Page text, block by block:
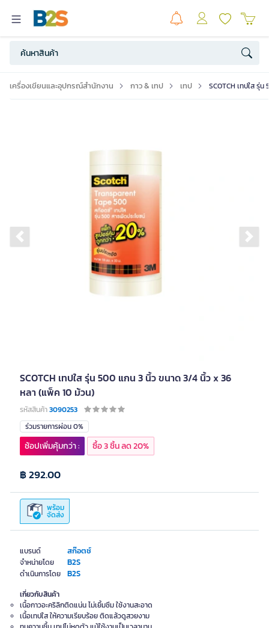
เครื่องเขียนและอุปกรณ์สำนักงาน กาว & เทป เทป SCOTCH เทปใส รุ่
Previous slide
SCOTCH เทปใส รุ่น 500 แกน 3 นิ้ว ขนาด 3/4 นิ้ว x 36
หลา (แพ็ค 10 ม้วน)
รหัสสินค้า3090253
แบรนด์ สก๊อตช์
จำหน่ายโดย B2S
ดำเนินการโดย B2S
ร่วมรายการผ่อน 0%
พร้อม
จัดส่ง
฿ 292.00
ช้อปเพิ่มคุ้มกว่า : ซื้อ 3 ชิ้น ลด 20%
เกี่ยวกับสินค้า
เนื้อกาวอะคริลิกติดแน่น ไม่เยิ้มซึม ใช้งานสะอาด
เนื้อเทปใส ให้ความเรียบร้อย ติดแล้วดูสวยงาม